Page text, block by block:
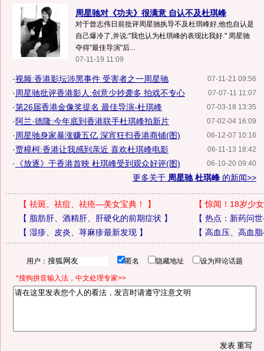
周星驰对《功夫》很满意 自认不及杜琪峰
对于曾志伟日前批评周星驰执导不及杜琪峰好,他也自认是
自己爆冷了,并说:"我也认为杜琪峰的表现比我好." 周星驰
夺得"最佳导演"后...
07-11-19 11:09
07-11-21 09:56
·视频:香港影坛涉黑事件 受害者之一周星驰
07-07-11 11:07
· 周星驰批评香港影人:创意少抄袭多 拍戏不专心
07-03-18 13:35
·第26届香港金像奖提名 最佳导演-杜琪峰
07-02-04 16:09
· 阿兰·德隆:今年底到香港联手杜琪峰拍新片
06-12-07 10:16
· 周星驰身家暴涨赚五亿 深宵狂扫香港商铺(图)
06-11-13 18:42
·贾樟柯:香港让我感到亲近 喜欢杜琪峰电影
06-10-20 09:40
·
《放逐》于香港首映 杜琪峰受到观众好评(图)
更多关于 周星驰 杜琪峰的新闻>>
【 祛斑、祛痘、祛疮—美女宝典！ 】 【惊闻！18岁少
【 脂肪肝、酒精肝、肝硬化的前期症状 】 【 热点：新药问
【 湿疹、皮炎、荨麻疹最新发现】 【 高血压、高血
用户： 匿名 隐藏地址 设为辩论话题
*搜狗拼音输入法，中文处理专家>>